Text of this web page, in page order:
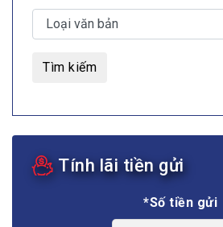
Tìm kiếm
Tính lãi tiền gửi
*Số tiền gửi